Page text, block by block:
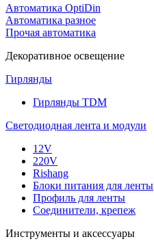
Автоматика OptiDin
Автоматика разное
Прочая автоматика
Декоративное освещение
Гирлянды
Гирлянды TDM
Светодиодная лента и модули
12V
220V
Rishang
Блоки питания для ленты
Профиль для ленты
Соединители, крепеж
Инструменты и аксессуары